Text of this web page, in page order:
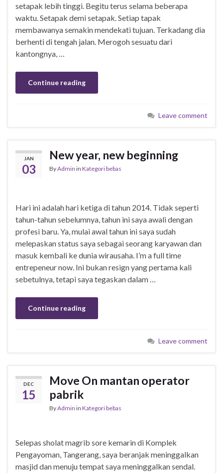
setapak lebih tinggi. Begitu terus selama beberapa
waktu. Setapak demi setapak. Setiap tapak
membawanya semakin mendekati tujuan. Terkadang dia
berhenti di tengah jalan. Merogoh sesuatu dari
kantongnya, …
Continue reading
Leave comment
JAN
03
New year, new beginning
ByAdmin in Kategori bebas
Hari ini adalah hari ketiga di tahun 2014. Tidak seperti
tahun-tahun sebelumnya, tahun ini saya awali dengan
profesi baru. Ya, mulai awal tahun ini saya sudah
melepaskan status saya sebagai seorang karyawan dan
masuk kembali ke dunia wirausaha. I’m a full time
entrepeneur now. Ini bukan resign yang pertama kali
sebetulnya, tetapi saya tegaskan dalam …
Continue reading
Leave comment
DEC
15
Move On mantan operator
pabrik
ByAdmin in Kategori bebas
Selepas sholat magrib sore kemarin di Komplek
Pengayoman, Tangerang, saya beranjak meninggalkan
masjid dan menuju tempat saya meninggalkan sendal.